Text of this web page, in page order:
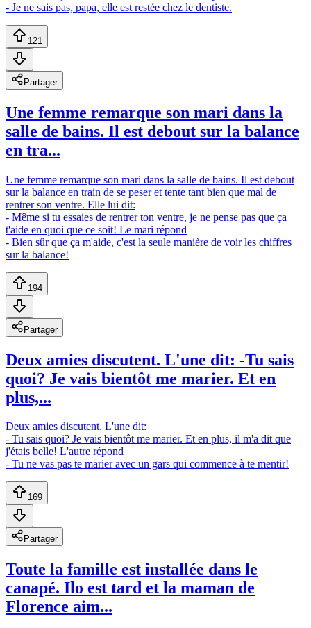
- Je ne sais pas, papa, elle est restée chez le dentiste.
121
Partager
Une femme remarque son mari dans la
salle de bains. Il est debout sur la balance
en tra...
Une femme remarque son mari dans la salle de bains. Il est debout
sur la balance en train de se peser et tente tant bien que mal de
rentrer son ventre. Elle lui dit:
- Même si tu essaies de rentrer ton ventre, je ne pense pas que ça
t'aide en quoi que ce soit! Le mari répond
- Bien sûr que ça m'aide, c'est la seule manière de voir les chiffres
sur la balance!
194
Partager
Deux amies discutent. L'une dit: -Tu sais
quoi? Je vais bientôt me marier. Et en
plus,...
Deux amies discutent. L'une dit:
- Tu sais quoi? Je vais bientôt me marier. Et en plus, il m'a dit que
j'étais belle! L'autre répond
- Tu ne vas pas te marier avec un gars qui commence à te mentir!
169
Partager
Toute la famille est installée dans le
canapé. Ilo est tard et la maman de
Florence aim...